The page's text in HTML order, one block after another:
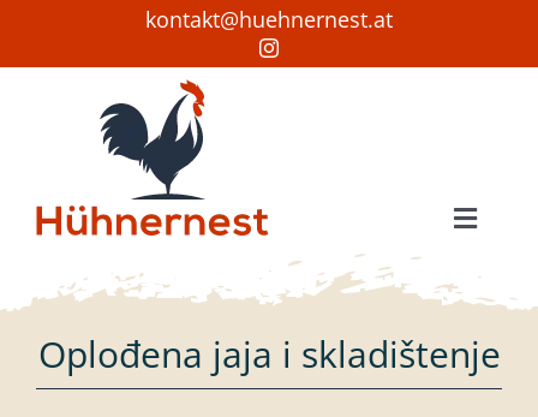
kontakt@huehnernest.at
Toggle
Početna stranica
Kokoške
Oplođena jaja
Oplođena jaja i skladištenje